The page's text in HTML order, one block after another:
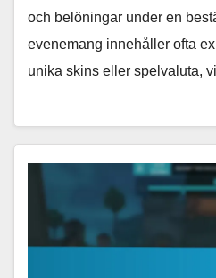
och belöningar under en
evenemang innehåller ofta
unika skins eller spelvaluta,